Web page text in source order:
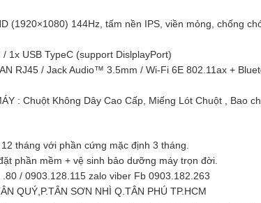
(1920×1080) 144Hz, tấm nền IPS, viền mỏng, chống
1x USB TypeC (support DislplayPort)
RJ45 / Jack Audio™ 3.5mm / Wi-Fi 6E 802.11ax +
: Chuột Không Dây Cao Cấp, Miếng Lót Chuột , Bao
tháng với phần cứng mặc định 3 tháng.
phần mềm + vệ sinh bảo dưỡng máy trọn đời.
/ 0903.128.115 zalo viber Fb 0903.182.263
QUÝ,P.TÂN SƠN NHÌ Q.TÂN PHÚ TP.HCM